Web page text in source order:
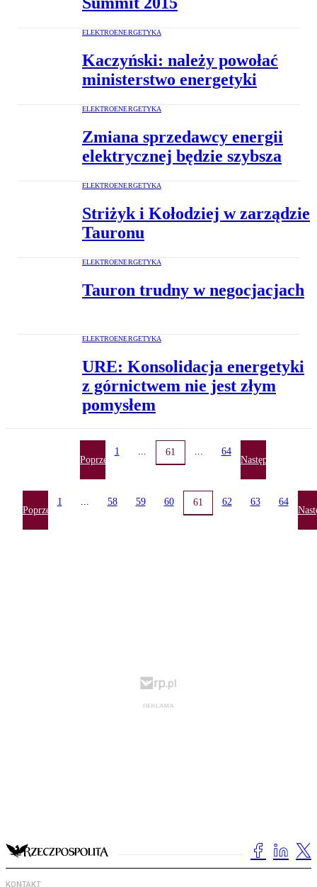
ELEKTROENERGETYKA
Kaczyński: należy powołać
ministerstwo energetyki
ELEKTROENERGETYKA
Zmiana sprzedawcy energii
elektrycznej będzie szybsza
ELEKTROENERGETYKA
Striżyk i Kołodziej w zarządzie
Tauronu
ELEKTROENERGETYKA
Tauron trudny w negocjacjach
ELEKTROENERGETYKA
URE: Konsolidacja energetyki
z górnictwem nie jest złym
pomysłem
Poprzednia
1 ... 61 ... 64
Następna
Poprzednia
1 ... 58 59 60 61 62 63 64
KONTAKT